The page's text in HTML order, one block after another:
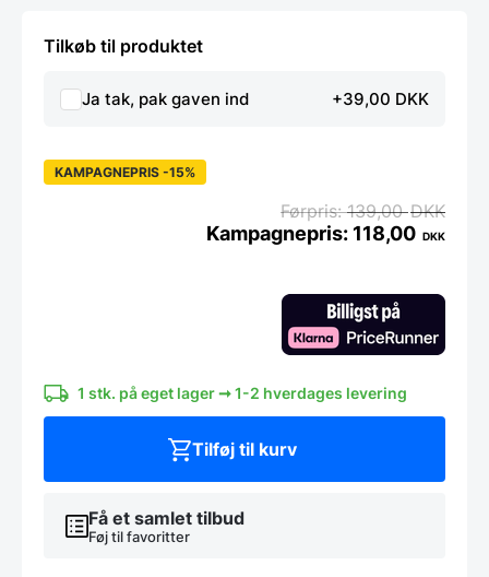
Tilkøb til produktet
Ja tak, pak gaven ind +39,00 DKK
antal
KAMPAGNEPRIS -15%
139,00DKK
118,00 DKK
1 stk. på eget lager ➞ 1-2 hverdages levering
Få et samlet tilbud
Føj til favoritter
Tilføj til kurv